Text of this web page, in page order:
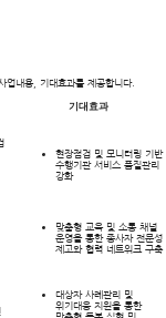
업내용, 기대효과를 제공합니다.
기대효과
현장점검 및 모니터링 기반
수행기관 서비스 품질관리
강화
맞춤형 교육 및 소통 채널
운영을 통한 종사자 전문성
제고와 협력 네트워크 구축
대상자 사례관리 및
위기대응 지원을 통한